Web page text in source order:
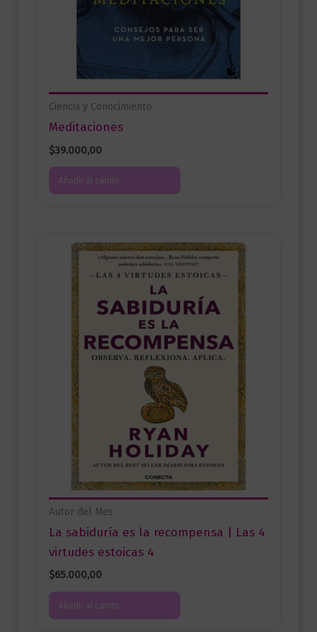
Ciencia y Conocimiento
Meditaciones
$39.000,00
Añadir al carrito
Autor del Mes
La sabiduría es la recompensa | Las 4
virtudes estoicas 4
$65.000,00
Añadir al carrito